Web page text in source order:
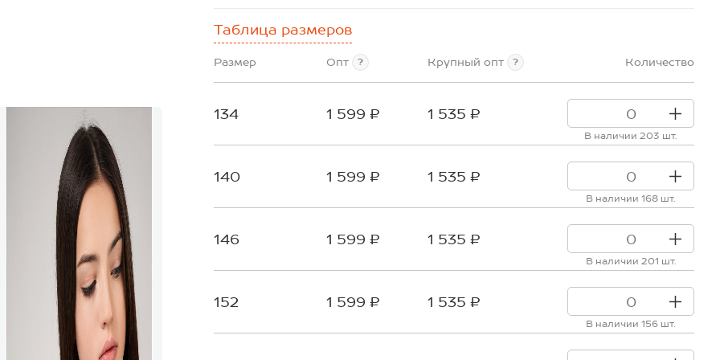
Таблица размеров
Размер Опт ? Крупный опт ? Количество
134 1 599 ₽ 1 535 ₽
В наличии 203 шт.
140 1 599 ₽ 1 535 ₽
В наличии 168 шт.
146 1 599 ₽ 1 535 ₽
В наличии 201 шт.
152 1 599 ₽ 1 535 ₽
В наличии 156 шт.